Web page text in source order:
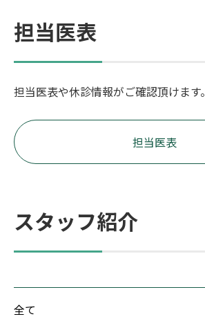
担当医表
担当医表や休診情報がご確認頂けます。
担当医表
スタッフ紹介
全て